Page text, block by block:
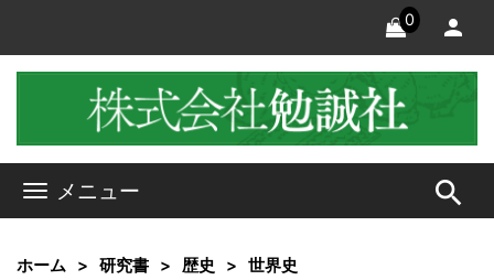
0
メニュー search
ホーム 研究書 歴史 世界史